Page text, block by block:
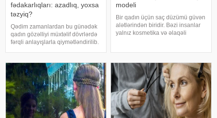
fədakarlıqları: azadlıq, yoxsa
təzyiq?
Qədim zamanlardan bu günədək
qadın gözəlliyi müxtəlif dövrlərdə
fərqli anlayışlarla qiymətləndirilib.
bədənlərinə, zahiri görünüşlərinə
və şəxsi seçimlərinə münasibətin
modeli
Bir qadın üçün saç düzümü güvən
alətlərindən biridir. Bəzi insanlar
yalnız kosmetika və əlaqəli
deyirlər ki, düzgün saç düzüm